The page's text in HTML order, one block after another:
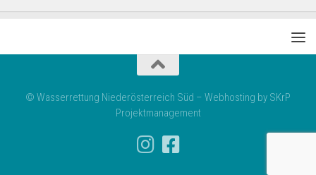
© Wasserrettung Niederösterreich Süd – Webhosting by SKrP
Projektmanagement